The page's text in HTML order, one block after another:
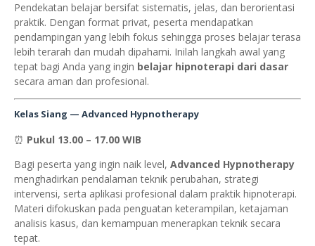
Pendekatan belajar bersifat sistematis, jelas, dan berorientasi
praktik. Dengan format privat, peserta mendapatkan
pendampingan yang lebih fokus sehingga proses belajar terasa
lebih terarah dan mudah dipahami. Inilah langkah awal yang
tepat bagi Anda yang ingin belajar hipnoterapi dari dasar
secara aman dan profesional.
Kelas Siang — Advanced Hypnotherapy
⏰ Pukul 13.00 – 17.00 WIB
Bagi peserta yang ingin naik level, Advanced Hypnotherapy
menghadirkan pendalaman teknik perubahan, strategi
intervensi, serta aplikasi profesional dalam praktik hipnoterapi.
Materi difokuskan pada penguatan keterampilan, ketajaman
analisis kasus, dan kemampuan menerapkan teknik secara
tepat.